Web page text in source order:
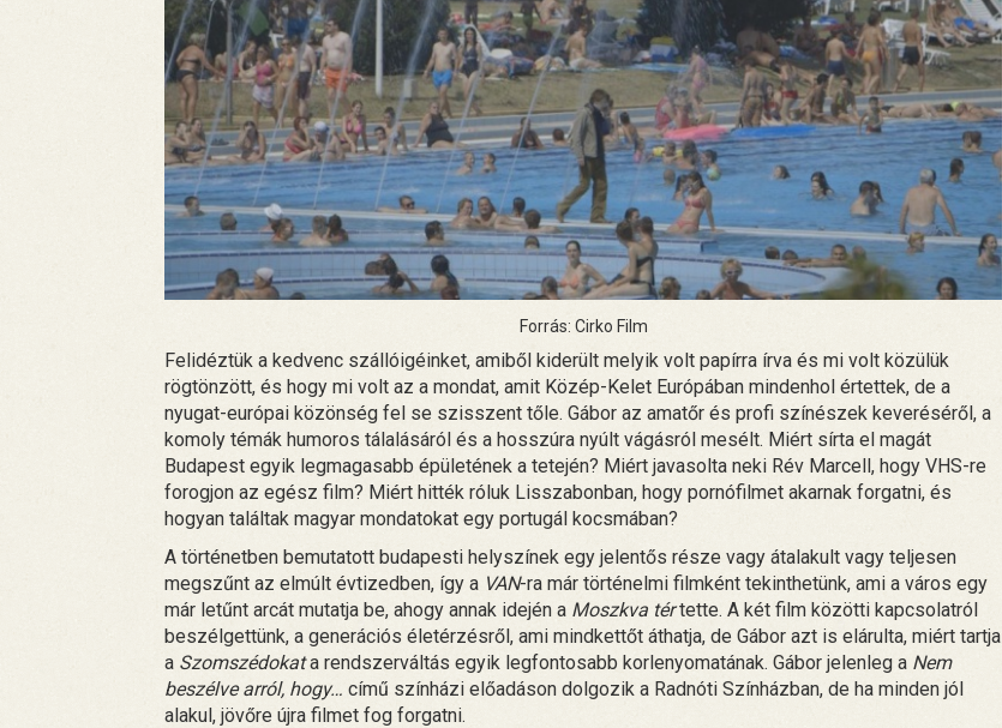
Forrás: Cirko Film
Felidéztük a kedvenc szállóigéinket, amiből kiderült melyik volt papírra írva és mi volt közülük
rögtönzött, és hogy mi volt az a mondat, amit Közép-Kelet Európában mindenhol értettek, de a
nyugat-európai közönség fel se szisszent tőle. Gábor az amatőr és profi színészek keveréséről, a
komoly témák humoros tálalásáról és a hosszúra nyúlt vágásról mesélt. Miért sírta el magát
Budapest egyik legmagasabb épületének a tetején? Miért javasolta neki Rév Marcell, hogy VHS-re
forogjon az egész film? Miért hitték róluk Lisszabonban, hogy pornófilmet akarnak forgatni, és
hogyan találtak magyar mondatokat egy portugál kocsmában?
A történetben bemutatott budapesti helyszínek egy jelentős része vagy átalakult vagy teljesen
megszűnt az elmúlt évtizedben, így a VAN-ra már történelmi filmként tekinthetünk, ami a város egy
már letűnt arcát mutatja be, ahogy annak idején a Moszkva tértette. A két film közötti kapcsolatról
beszélgettünk, a generációs életérzésről, ami mindkettőt áthatja, de Gábor azt is elárulta, miért tartja
a Szomszédokata rendszerváltás egyik legfontosabb korlenyomatának. Gábor jelenleg a Nem
beszélve arról, hogy… című színházi előadáson dolgozik a Radnóti Színházban, de ha minden jól
alakul, jövőre újra filmet fog forgatni.